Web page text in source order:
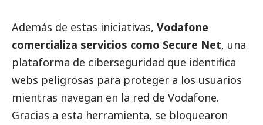
Además de estas iniciativas, Vodafone
comercializa servicios como Secure Net, una
plataforma de ciberseguridad que identifica
webs peligrosas para proteger a los usuarios
mientras navegan en la red de Vodafone.
Gracias a esta herramienta, se bloquearon